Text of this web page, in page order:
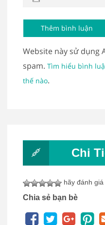
Website này sử dụng
spam. Tìm hiểu bình
thế nào.
Chi
hãy đánh
Chia sẻ bạn bè